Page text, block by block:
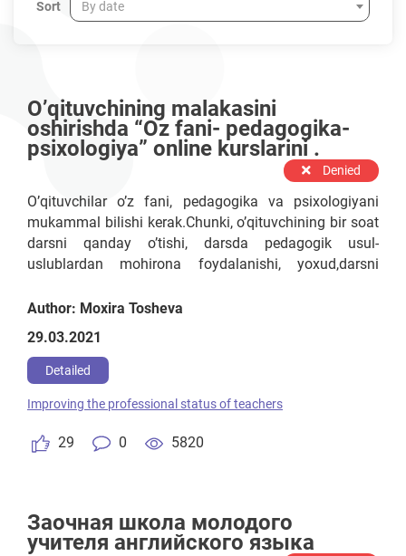
Sort By date
O’qituvchining malakasini
oshirishda “Oz fani- pedagogika-
psixologiya” online kurslarini .
Denied
O’qituvchilar o’z fani, pedagogika va psixologiyani
mukammal bilishi kerak.Chunki, o’qituvchining bir soat
darsni qanday o’tishi, darsda pedagogik usul-
uslublardan mohirona foydalanishi, yoxud,darsni
qiziqtira olishi, yoki zeriktirib qo’yishi; o’quvchiga qilgan
yoki yomon tomonga o’zgarishiga olib kelishi
mumkin.Shuning uchun o'qituvchilar malakasini har
oyda , muntazam oshirib borishi kerak deb o'ylayman.
Author: Moxira Tosheva
29.03.2021
Detailed
29 0 5820
Improving the professional status of teachers
Заочная школа молодого
учителя английского языка